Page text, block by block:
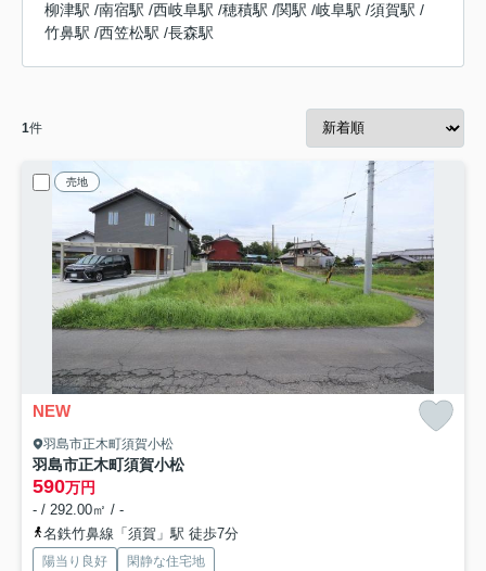
柳津駅 /南宿駅 /西岐阜駅 /穂積駅 /関駅 /岐阜駅 /須賀駅 /
竹鼻駅 /西笠松駅 /長森駅
1件
売地
NEW
羽島市正木町須賀小松
羽島市正木町須賀小松
590万円
- / 292.00㎡ / -
名鉄竹鼻線「須賀」駅 徒歩7分
陽当り良好 閑静な住宅地